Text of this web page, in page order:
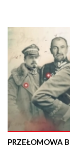
PRZEŁOMOWA